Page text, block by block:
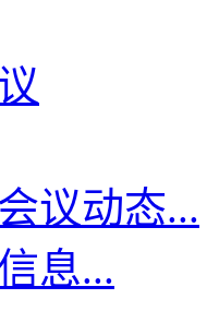
议动态...
息...